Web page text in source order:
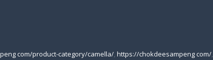
com/product-category/camella/, https://chokdeesampeng com/,